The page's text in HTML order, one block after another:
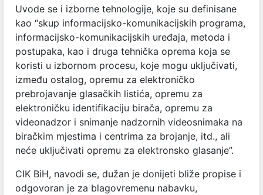
Uvode se i izborne tehnologije, koje su definisane
kao “skup informacijsko-komunikacijskih programa,
informacijsko­-komunikacijskih uređaja, metoda i
postupaka, kao i druga tehnička oprema koja se
koristi u izbornom procesu, koje mogu uključivati,
između ostalog, opremu za elektroničko
prebrojavanje glasačkih listića, opremu za
elektroničku identifikaciju birača, opremu za
videonadzor i snimanje nadzornih videosnimaka na
biračkim mjestima i centrima za brojanje, itd., ali
neće uključivati opremu za elektronsko glasanje”.
CIK BiH, navodi se, dužan je donijeti bliže propise i
odgovoran је za blagovremenu nabavku,